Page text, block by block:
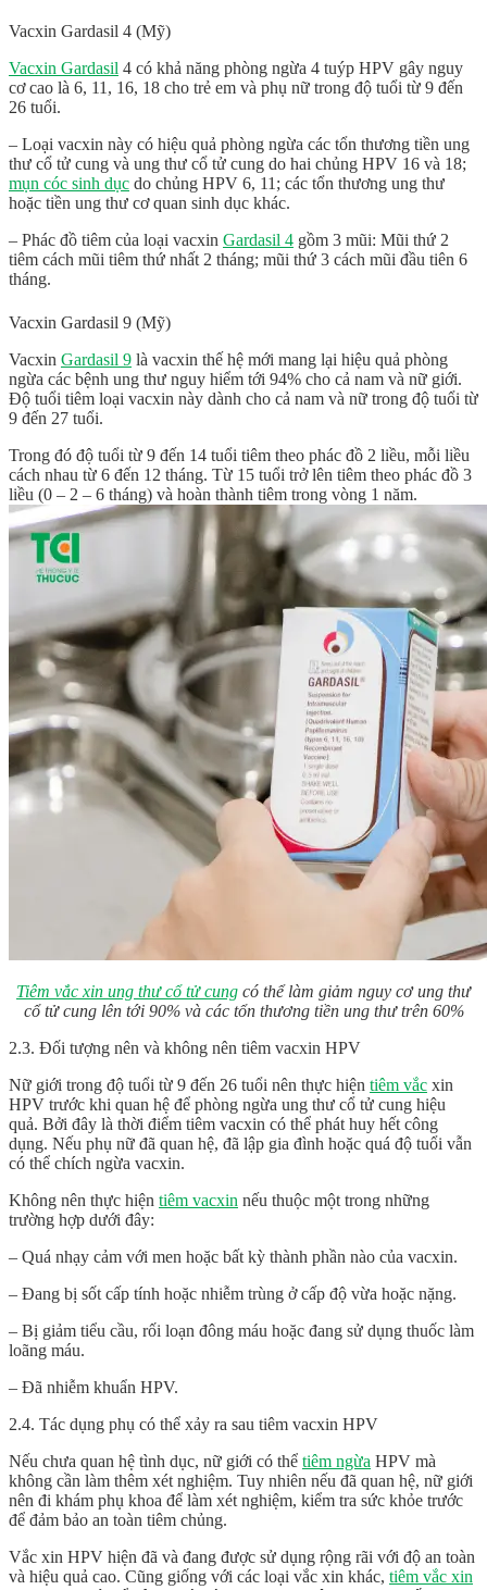
Vacxin Gardasil 4 (Mỹ)
Vacxin Gardasil 4 có khả năng phòng ngừa 4 tuýp HPV gây nguy
cơ cao là 6, 11, 16, 18 cho trẻ em và phụ nữ trong độ tuổi từ 9 đến
26 tuổi.
– Loại vacxin này có hiệu quả phòng ngừa các tổn thương tiền ung
thư cổ tử cung và ung thư cổ tử cung do hai chủng HPV 16 và 18;
mụn cóc sinh dục do chủng HPV 6, 11; các tổn thương ung thư
hoặc tiền ung thư cơ quan sinh dục khác.
– Phác đồ tiêm của loại vacxin Gardasil 4 gồm 3 mũi: Mũi thứ 2
tiêm cách mũi tiêm thứ nhất 2 tháng; mũi thứ 3 cách mũi đầu tiên 6
tháng.
Vacxin Gardasil 9 (Mỹ)
Vacxin Gardasil 9 là vacxin thế hệ mới mang lại hiệu quả phòng
ngừa các bệnh ung thư nguy hiểm tới 94% cho cả nam và nữ giới.
Độ tuổi tiêm loại vacxin này dành cho cả nam và nữ trong độ tuổi từ
9 đến 27 tuổi.
Trong đó độ tuổi từ 9 đến 14 tuổi tiêm theo phác đồ 2 liều, mỗi liều
cách nhau từ 6 đến 12 tháng. Từ 15 tuổi trở lên tiêm theo phác đồ 3
liều (0 – 2 – 6 tháng) và hoàn thành tiêm trong vòng 1 năm.
Tiêm vắc xin ung thư cổ tử cung có thể làm giảm nguy cơ ung thư
cổ tử cung lên tới 90% và các tổn thương tiền ung thư trên 60%
2.3. Đối tượng nên và không nên tiêm vacxin HPV
Nữ giới trong độ tuổi từ 9 đến 26 tuổi nên thực hiện tiêm vắc xin
HPV trước khi quan hệ để phòng ngừa ung thư cổ tử cung hiệu
quả. Bởi đây là thời điểm tiêm vacxin có thể phát huy hết công
dụng. Nếu phụ nữ đã quan hệ, đã lập gia đình hoặc quá độ tuổi vẫn
có thể chích ngừa vacxin.
Không nên thực hiện tiêm vacxin nếu thuộc một trong những
trường hợp dưới đây:
– Quá nhạy cảm với men hoặc bất kỳ thành phần nào của vacxin.
– Đang bị sốt cấp tính hoặc nhiễm trùng ở cấp độ vừa hoặc nặng.
– Bị giảm tiểu cầu, rối loạn đông máu hoặc đang sử dụng thuốc làm
loãng máu.
– Đã nhiễm khuẩn HPV.
2.4. Tác dụng phụ có thể xảy ra sau tiêm vacxin HPV
Nếu chưa quan hệ tình dục, nữ giới có thể tiêm ngừa HPV mà
không cần làm thêm xét nghiệm. Tuy nhiên nếu đã quan hệ, nữ giới
nên đi khám phụ khoa để làm xét nghiệm, kiểm tra sức khỏe trước
để đảm bảo an toàn tiêm chủng.
Vắc xin HPV hiện đã và đang được sử dụng rộng rãi với độ an toàn
và hiệu quả cao. Cũng giống với các loại vắc xin khác, tiêm vắc xin